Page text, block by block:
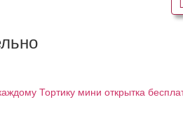
Тортику мини открытка